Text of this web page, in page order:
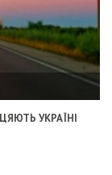
УКРАЇНІ